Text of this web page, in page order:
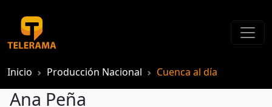
Inicio Producción Nacional Cuenca al día
Ana Peña